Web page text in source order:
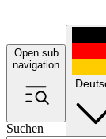
Open sub
navigation
Suchen